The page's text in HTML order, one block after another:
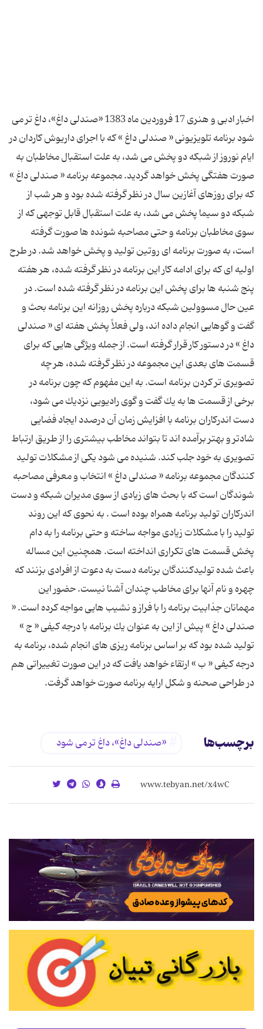
اخبار ادبی و هنری 17 فروردین ماه 1383 «صندلی داغ»، داغ تر می
شود برنامه تلویزیونی « صندلی داغ » كه با اجرای داریوش كاردان در
ایام نوروز از شبكه دو پخش می شد، به علت استقبال مخاطبان به
صورت هفتگی پخش خواهد گردید. مجموعه برنامه « صندلی داغ »
كه برای روزهای آغازین سال در نظر گرفته شده بود و هر شب از
شبكه دو سیما پخش می شد، به علت استقبال قابل توجهی كه از
سوی مخاطبان برنامه و حتی مصاحبه شونده ها صورت گرفته
است، به صورت برنامه ای روتین تولید و پخش خواهد شد. در طرح
اولیه ای كه برای ادامه كار این برنامه در نظر گرفته شده، هر هفته
پنج شنبه ها برای پخش این برنامه در نظر گرفته شده است. در
عین حال مسوولین شبكه درباره پخش روزانه این برنامه بحث و
گفت و گوهایی انجام داده اند، ولی فعلاً پخش هفته ای « صندلی
داغ » در دستور كار قرار گرفته است. از جمله ویژگی هایی كه برای
قسمت های بعدی این مجموعه در نظر گرفته شده، هر چه
تصویری تر كردن برنامه است. به این مفهوم كه چون برنامه در
برخی از قسمت ها به یك گفت و گوی رادیویی نزدیك می شود،
دست اندركاران برنامه با افزایش زمان آن درصدد ایجاد فضایی
شادتر و بهتر برآمده اند تا بتواند مخاطب بیشتری را از طریق ارتباط
تصویری به خود جلب كند. شنیده می شود یكی از مشكلات تولید
كنندگان مجموعه برنامه « صندلی داغ » انتخاب و معرفی مصاحبه
شوندگان است كه با بحث های زیادی از سوی مدیران شبكه و دست
اندركاران تولید برنامه همراه بوده است . به نحوی كه این روند
تولید را با مشكلات زیادی مواجه ساخته و حتی برنامه را به دام
پخش قسمت های تكراری انداخته است. همچنین این مساله
باعث شده تولیدكنندگان برنامه دست به دعوت از افرادی بزنند كه
چهره و نام آنها برای مخاطب چندان آشنا نیست. حضور این
مهمانان جذابیت برنامه را با فراز و نشیب هایی مواجه كرده است. «
صندلی داغ » پیش از این به عنوان یك برنامه با درجه كیفی « ج »
تولید شده بود كه بر اساس برنامه ریزی های انجام شده، برنامه به
درجه كیفی « ب » ارتقاء خواهد یافت كه در این صورت تغییراتی هم
در طراحی صحنه و شكل ارایه برنامه صورت خواهد گرفت.
برچسب‌ها «صندلی داغ»، داغ تر می شود